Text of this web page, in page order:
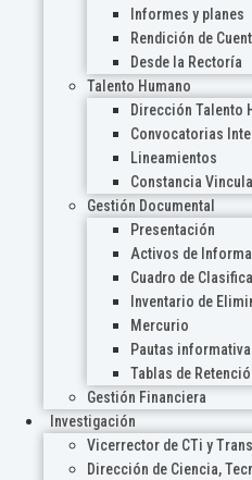
Informes y planes
Rendición de
Desde la Rectoría
Talento Humano
Dirección Talento
Convocatorias
Lineamientos
Constancia
Gestión Documental
Presentación
Activos de
Cuadro de
Inventario de
Mercurio
Pautas
Tablas de
Gestión Financiera
Investigación
Vicerrector de CTi y
Dirección de Ciencia,